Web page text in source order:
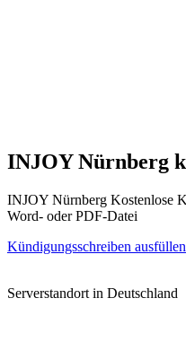
INJOY Nürnberg
INJOY Nürnberg Kostenlose
Word- oder PDF-Datei
Kündigungsschreiben ausfüllen
Serverstandort in Deutschland